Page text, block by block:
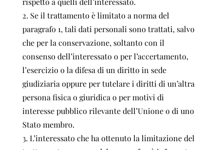
2. Se il trattamento è limitato a norma del
paragrafo 1, tali dati personali sono trattati, salvo
che per la conservazione, soltanto con il
consenso dell’interessato o per l’accertamento,
l’esercizio o la difesa di un diritto in sede
giudiziaria oppure per tutelare i diritti di un’altra
persona fisica o giuridica o per motivi di
interesse pubblico rilevante dell’Unione o di uno
Stato membro.
3. L’interessato che ha ottenuto la limitazione del